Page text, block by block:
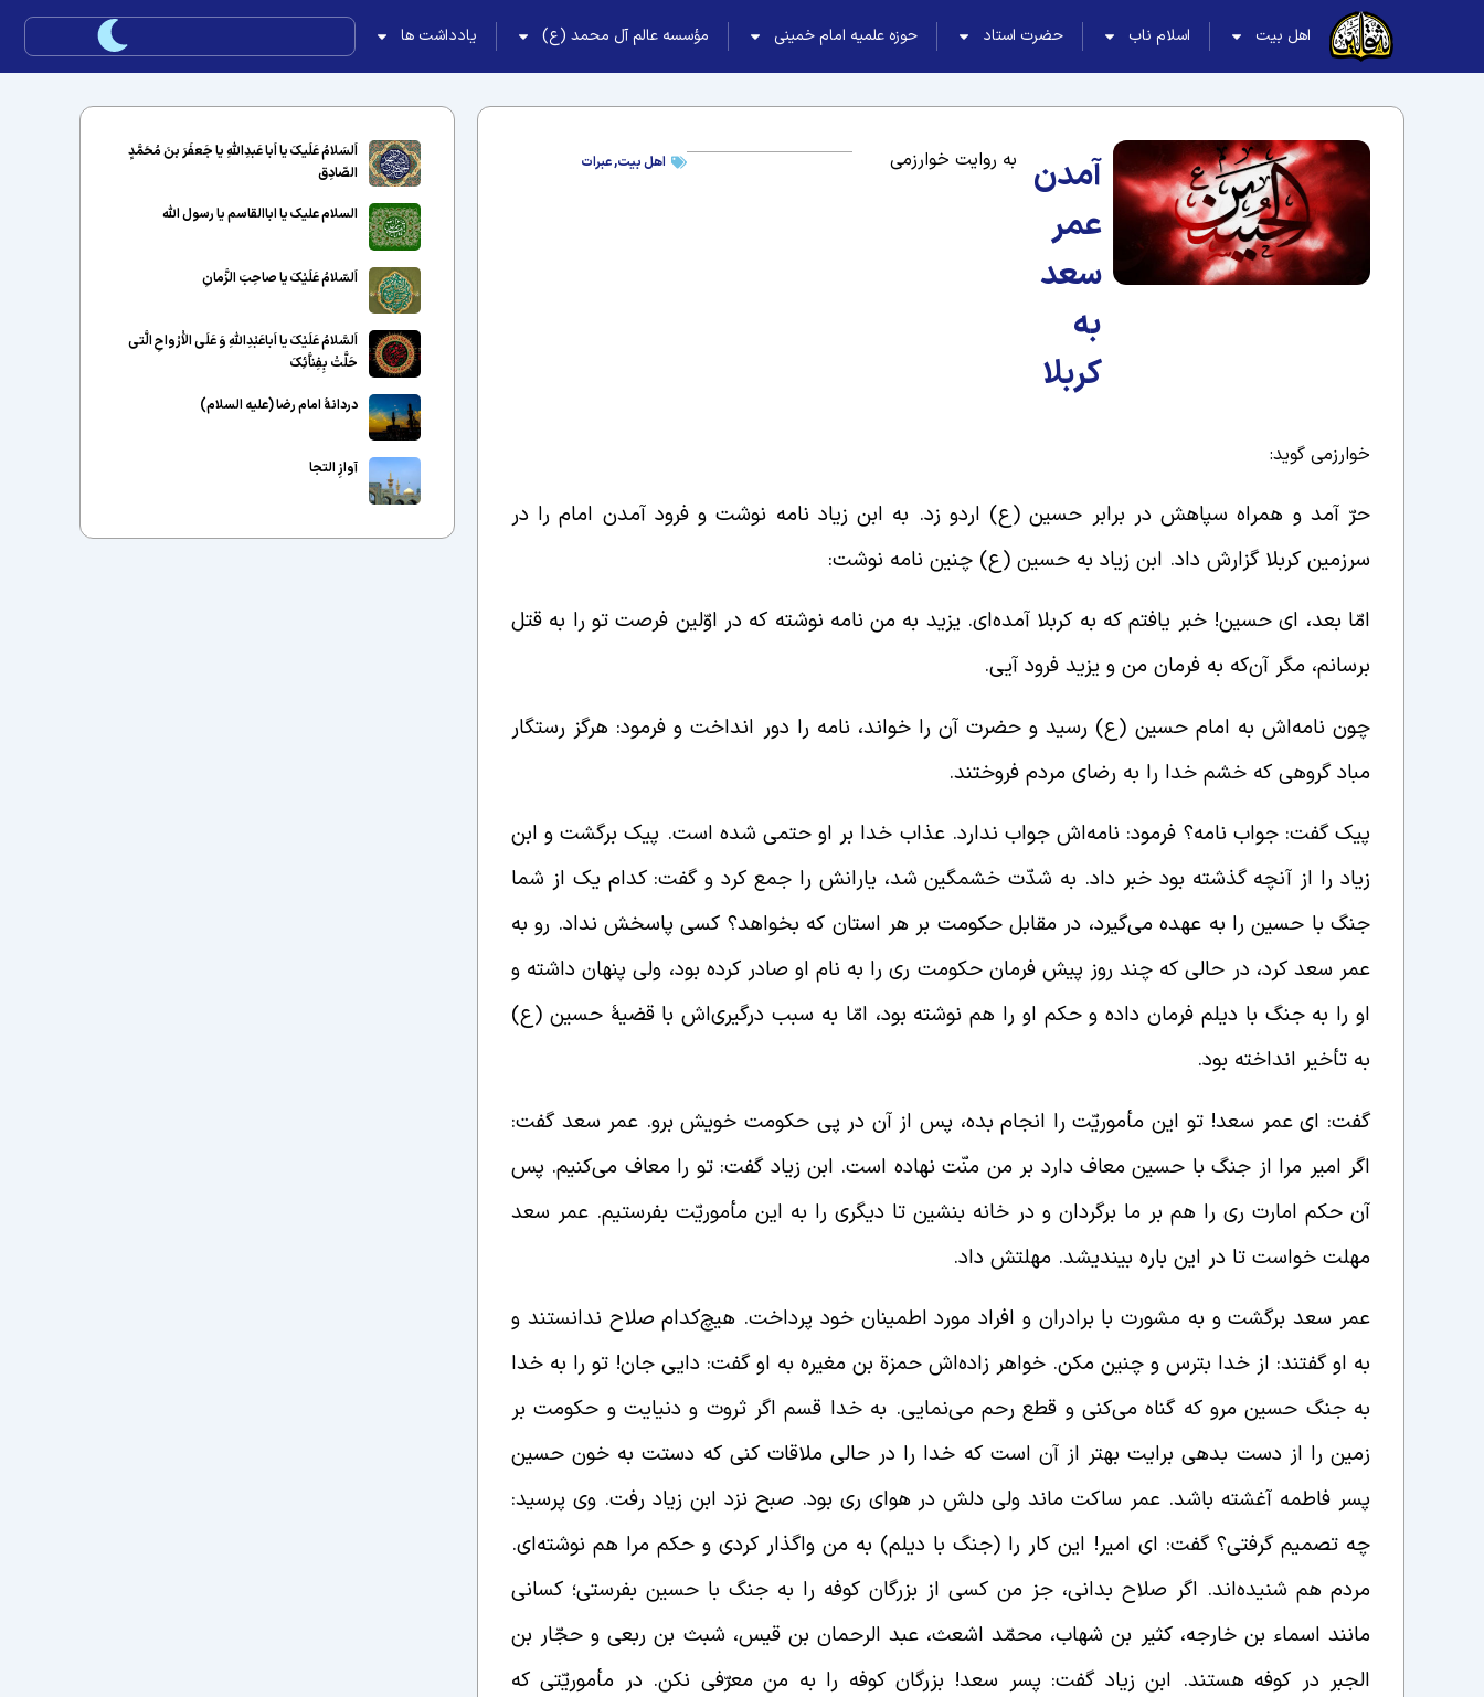
اهل بیت اسلام ناب حضرت استاد حوزه علمیه امام خمینی مؤسسه عالم آل محمد (ع) یادداشت ها
آمدن
عمر
سعد
به
کربلا
به روایت خوارزمی اهل بیت,عبرات
خوارزمی گوید:
حرّ آمد و همراه سپاهش در برابر حسین (ع) اردو زد. به ابن زیاد نامه نوشت و فرود آمدن امام را در
سرزمین کربلا گزارش داد. ابن زیاد به حسین (ع) چنین نامه نوشت:
امّا بعد، ای حسین! خبر یافتم که به کربلا آمده‌ای. یزید به من نامه نوشته که در اوّلین فرصت تو را به قتل
برسانم، مگر آن‌که به فرمان من و یزید فرود آیی.
چون نامه‌‌اش به امام حسین (ع) رسید و حضرت آن را خواند، نامه را دور انداخت و فرمود: هرگز رستگار
مباد گروهی که خشم خدا را به رضای مردم فروختند.
پیک گفت: جواب نامه؟ فرمود: نامه‌اش جواب ندارد. عذاب خدا بر او حتمی شده است. پیک برگشت و ابن
زیاد را از آنچه گذشته بود خبر داد. به شدّت خشمگین شد، یارانش را جمع کرد و گفت: کدام یک از شما
جنگ با حسین را به عهده می‌گیرد، در مقابل حکومت بر هر استان که بخواهد؟ کسی پاسخش نداد. رو به
عمر سعد کرد، در حالی که چند روز پیش فرمان حکومت ری را به نام او صادر کرده بود، ولی پنهان داشته و
او را به جنگ با دیلم فرمان داده و حکم او را هم نوشته بود، امّا به سبب درگیری‌اش با قضیۀ حسین (ع)
به تأخیر انداخته بود.
گفت: ای عمر سعد! تو این مأموریّت را انجام بده، پس از آن در پی حکومت خویش برو. عمر سعد گفت:
اگر امیر مرا از جنگ با حسین معاف دارد بر من منّت نهاده است. ابن زیاد گفت: تو را معاف می‌کنیم. پس
آن حکم امارت ری را هم بر ما برگردان و در خانه بنشین تا دیگری را به این مأموریّت بفرستیم. عمر سعد
مهلت خواست تا در این باره بیندیشد. مهلتش داد.
عمر سعد برگشت و به مشورت با برادران و افراد مورد اطمینان خود پرداخت. هیچ‌کدام صلاح ندانستند و
به او گفتند: از خدا بترس و چنین مکن. خواهر زاده‌اش حمزة بن مغیره به او گفت: دایی جان! تو را به خدا
به جنگ حسین مرو که گناه می‌کنی و قطع رحم می‌نمایی. به خدا قسم اگر ثروت و دنیایت و حکومت بر
زمین را از دست بدهی برایت بهتر از آن است که خدا را در حالی ملاقات کنی که دستت به خون حسین
پسر فاطمه آغشته باشد. عمر ساکت ماند ولی دلش در هوای ری بود. صبح نزد ابن زیاد رفت. وی پرسید:
چه تصمیم گرفتی؟ گفت: ای امیر! این کار را (جنگ با دیلم) به من واگذار کردی و حکم مرا هم نوشته‌ای.
مردم هم شنیده‌اند. اگر صلاح بدانی، جز من کسی از بزرگان کوفه را به جنگ با حسین بفرستی؛ کسانی
مانند اسماء بن خارجه، کثیر بن شهاب، محمّد اشعث، عبد الرحمان بن قیس، شبث بن ربعی و حجّار بن
الجبر در کوفه هستند. ابن زیاد گفت: پسر سعد! بزرگان کوفه را به من معرّفی نکن. در مأموریّتی که
اَلسَلامُ عَلَیکَ یا اَبا عَبدِاللّهِ یا جَعفَرَ بنَ مُحَمَّدٍ
الصّادِق
السلام علیک یا اباالقاسم یا رسول الله
اَلسّلامُ عَلَیْکَ یا صاحِبَ الزَّمانِ
اَلسَّلامُ عَلَیْکَ یا اَباعَبْدِاللَّهِ وَ عَلَى الاَْرْواحِ الَّتى
حَلَّتْ بِفِناَّئِکَ
دردانهٔ امام رضا (علیه السلام)
آوازِ التجا